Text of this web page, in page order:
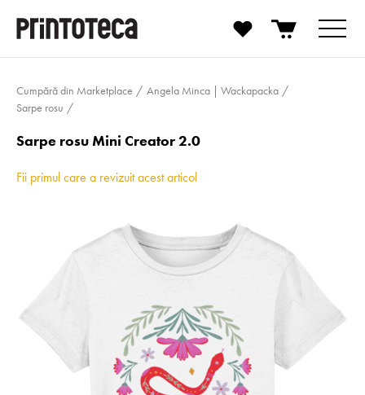
Cumpără din Marketplace
Angela Minca | Wackapacka
Sarpe rosu
Sarpe rosu Mini Creator 2.0
Fii primul care a revizuit acest articol